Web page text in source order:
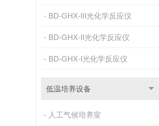
BD-GHX-III光化学反应仪
BD-GHX-II光化学反应仪
BD-GHX-I光化学反应仪
低温培养设备
人工气候培养室